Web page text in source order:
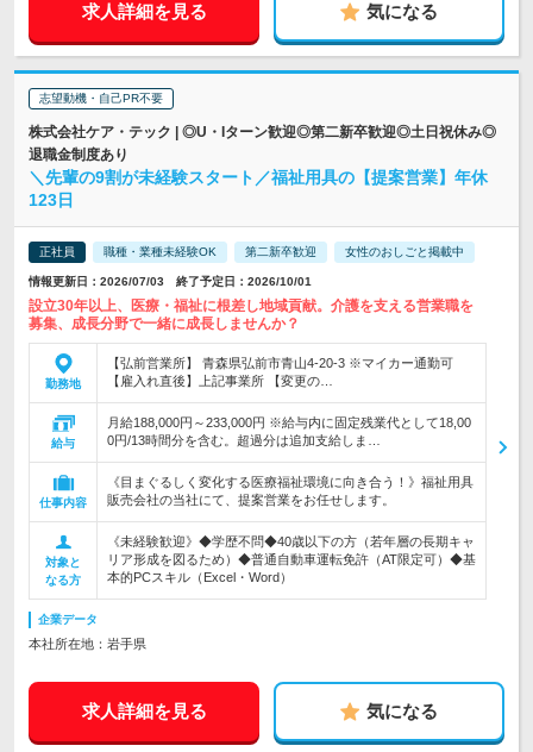
求人詳細を見る 気になる
志望動機・自己PR不要
株式会社ケア・テック | ◎U・Iターン歓迎◎第二新卒歓迎◎土日祝休み◎
退職金制度あり
＼先輩の9割が未経験スタート／福祉用具の【提案営業】年休
123日
正社員 職種・業種未経験OK 第二新卒歓迎 女性のおしごと掲載中
情報更新日：2026/07/03 終了予定日：2026/10/01
設立30年以上、医療・福祉に根差し地域貢献。介護を支える営業職を
募集、成長分野で一緒に成長しませんか？
勤務地
【弘前営業所】 青森県弘前市青山4-20-3 ※マイカー通勤可
【雇入れ直後】上記事業所 【変更の…
給与
月給188,000円～233,000円 ※給与内に固定残業代として18,00
0円/13時間分を含む。超過分は追加支給しま…
仕事内容
《目まぐるしく変化する医療福祉環境に向き合う！》福祉用具
販売会社の当社にて、提案営業をお任せします。
対象と
なる方
《未経験歓迎》◆学歴不問◆40歳以下の方（若年層の長期キャ
リア形成を図るため）◆普通自動車運転免許（AT限定可）◆基
本的PCスキル（Excel・Word）
企業データ
本社所在地：岩手県
求人詳細を見る 気になる